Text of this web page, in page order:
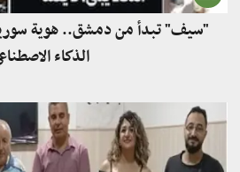
"سيف" تبدأ من دمشق.. هوية سوريا
الذكاء